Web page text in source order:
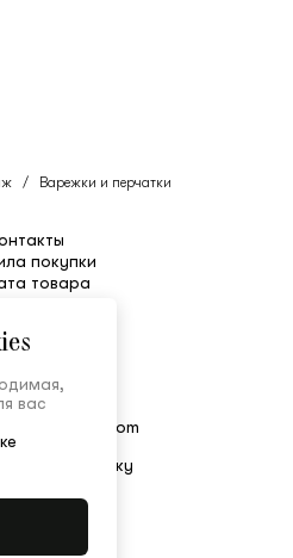
/ Варежки и перчатки
вас
покупки
товара
и обмен
поддержки
150-52-80
на рассылку